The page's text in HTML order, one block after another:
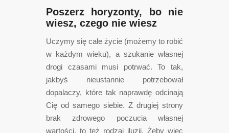
Poszerz horyzonty, bo nie
wiesz, czego nie wiesz
Uczymy się całe życie (możemy to robić
w każdym wieku), a szukanie własnej
drogi czasami musi potrwać. To tak,
jakbyś nieustannie potrzebował
dopalaczy, które tak naprawdę odcinają
Cię od samego siebie. Z drugiej strony
brak zdrowego poczucia własnej
wartości, to też rodzaj iluzji. Żeby więc